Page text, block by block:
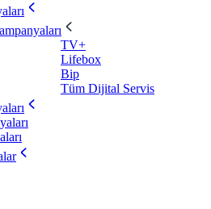
TV+
Lifebox
Bip
Tüm Dijital Servis